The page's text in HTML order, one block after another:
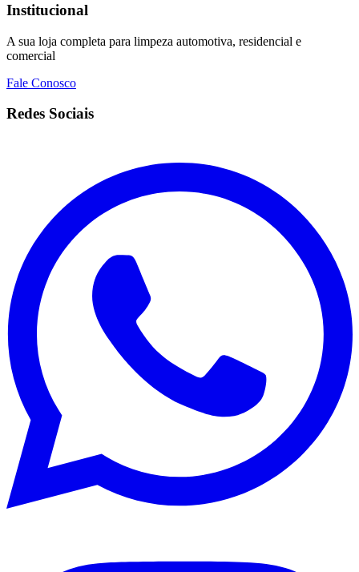
Institucional
A sua loja completa para limpeza automotiva, residencial e
comercial
Fale Conosco
Redes Sociais